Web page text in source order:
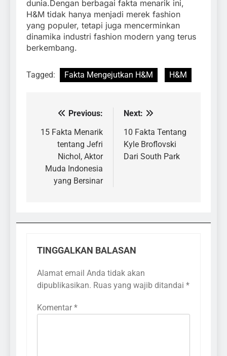
dunia.Dengan berbagai fakta menarik ini,
H&M tidak hanya menjadi merek fashion
yang populer, tetapi juga mencerminkan
dinamika industri fashion modern yang terus
berkembang.
Tagged: Fakta Mengejutkan H&M H&M
Navigasi
pos
Previous:
15 Fakta Menarik
tentang Jefri
Nichol, Aktor
Muda Indonesia
yang Bersinar
Next:
10 Fakta Tentang
Kyle Broflovski
Dari South Park
TINGGALKAN BALASAN
Alamat email Anda tidak akan
dipublikasikan. Ruas yang wajib ditandai *
Komentar *